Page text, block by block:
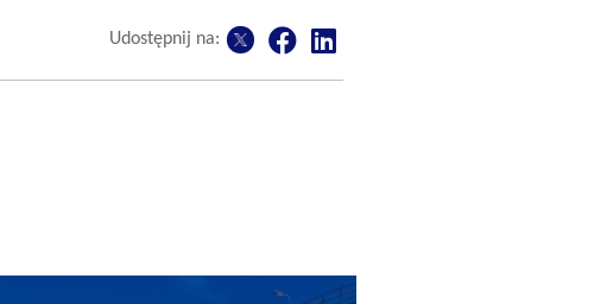
Udostępnij na: